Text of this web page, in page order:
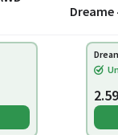
Dreame